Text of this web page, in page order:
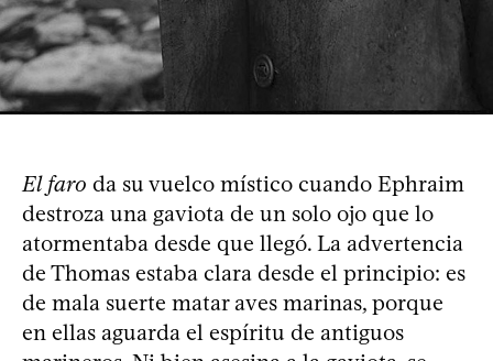
El faro da su vuelco místico cuando Ephraim
destroza una gaviota de un solo ojo que lo
atormentaba desde que llegó. La advertencia
de Thomas estaba clara desde el principio: es
de mala suerte matar aves marinas, porque
en ellas aguarda el espíritu de antiguos